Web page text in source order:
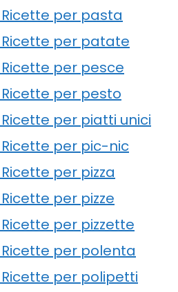
per pasta
per patate
per pesce
per pesto
per piatti unici
per pic-nic
per pizza
per pizze
per pizzette
per polenta
per polipetti